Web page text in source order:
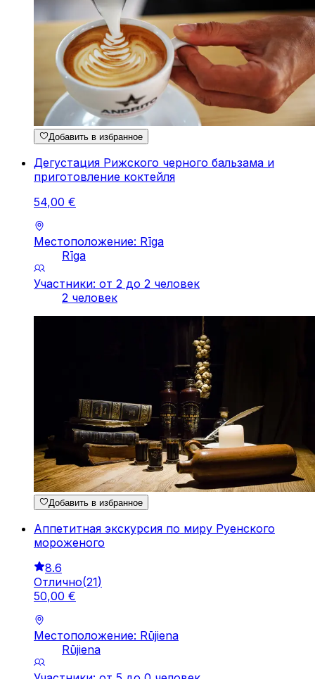
Добавить в избранное
Дегустация Рижского черного бальзама и
приготовление коктейля
54,00 €
Местоположение: Rīga
Rīga
Участники: от 2 до 2 человек
2 человек
Добавить в избранное
Аппетитная экскурсия по миру Руенского
мороженого
8.6
Отлично(21)
50,00 €
Местоположение: Rūjiena
Rūjiena